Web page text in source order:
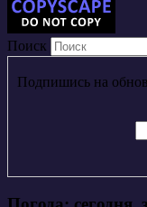
Поиск
Подпишись на